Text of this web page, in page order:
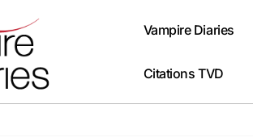
Vampire Diaries
Citations TVD